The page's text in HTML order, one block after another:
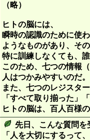
（略）
ヒトの脳には、
瞬時の認識のために使
ようなものがあり、そ
特に訓練しなくても、
このため、七つの情報
人はつかみやすいのだ。
また、七つのレジスタ
「すべて取り揃った」
ヒトの脳は、百人百様
先日、こんな質問を
「人を大切にするって